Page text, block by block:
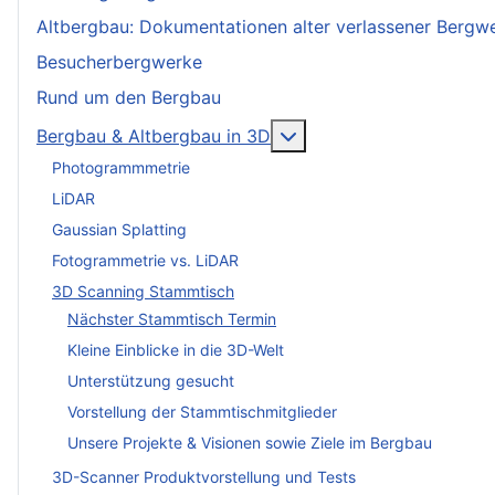
Altbergbau: Dokumentationen alter verlassener
Besucherbergwerke
Rund um den Bergbau
Bergbau & Altbergbau in 3D
Photogrammmetrie
LiDAR
Gaussian Splatting
Fotogrammetrie vs. LiDAR
3D Scanning Stammtisch
Nächster Stammtisch Termin
Kleine Einblicke in die 3D-Welt
Unterstützung gesucht
Vorstellung der Stammtischmitglieder
Unsere Projekte & Visionen sowie Ziele im Bergbau
3D-Scanner Produktvorstellung und Tests